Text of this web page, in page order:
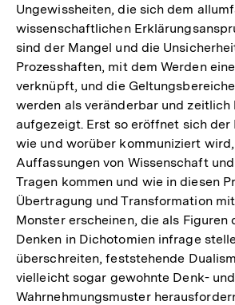
Ungewissheiten, die sich dem
wissenschaftlichen
sind der Mangel und die
Prozesshaften, mit dem Werden
verknüpft, und die
werden als veränderbar und zeitlich
aufgezeigt. Erst so eröffnet sich der
wie und worüber kommuniziert
Auffassungen von Wissenschaft
Tragen kommen und wie in diesen
Übertragung und Transformation
Monster erscheinen, die als Figuren
Denken in Dichotomien infrage
überschreiten, feststehende
vielleicht sogar gewohnte Denk- und
Wahrnehmungsmuster